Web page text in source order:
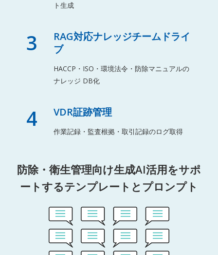
ト生成
3
RAG対応ナレッジチームドライ
ブ
HACCP・ISO・環境法令・防除マニュアルの
ナレッジ DB化
4 VDR証跡管理
作業記録・監査根拠・取引記録のログ取得
防除・衛生管理向け生成AI活用をサポ
ートするテンプレートとプロンプト